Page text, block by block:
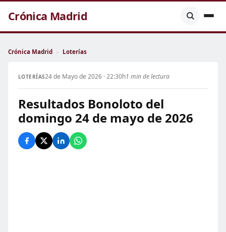
Crónica Madrid
Crónica Madrid › Loterías
LOTERÍAS24 de Mayo de 2026 · 22:30h1 min de lectura
Resultados Bonoloto del
domingo 24 de mayo de 2026